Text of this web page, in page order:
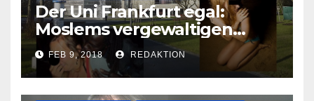
Der Uni Frankfurt egal:
Moslems vergewaltigen
deutsche Studentinnen auf
Uni-Campus
FEB 9, 2018 REDAKTION